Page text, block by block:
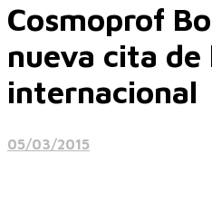
Cosmoprof
nueva cita
internacional
05/03/2015